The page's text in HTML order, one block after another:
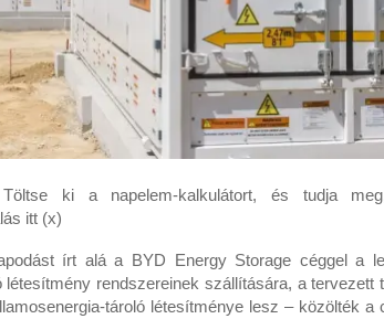
ki a napelem-kalkulátort, és tudja
itt (x)
írt alá a BYD Energy Storage céggel a
létesítmény rendszereinek szállítására, a tervezett
tároló létesítménye lesz – közölték